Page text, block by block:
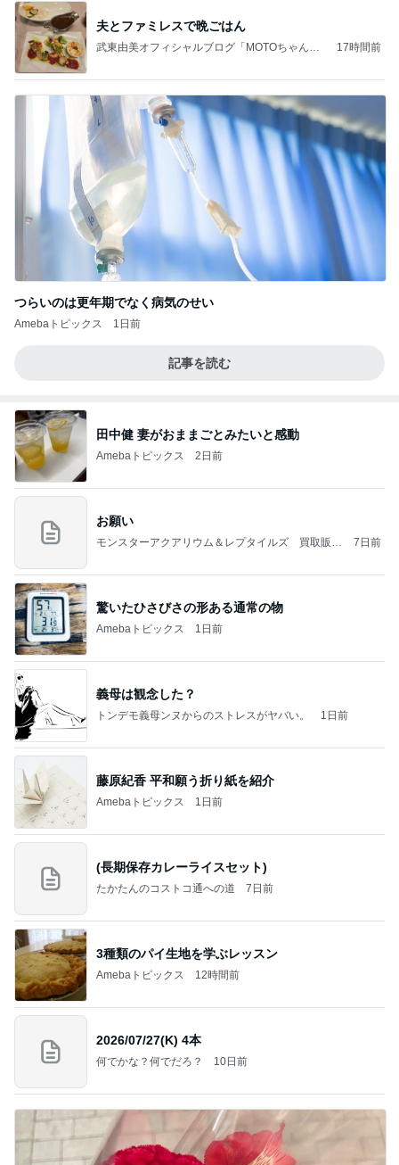
夫とファミレスで晩ごはん
武東由美オフィシャルブログ「MOTOちゃんと
17時間前
つらいのは更年期でなく病気のせい
Amebaトピックス 1日前
記事を読む
田中健 妻がおままごとみたいと感動
Amebaトピックス 2日前
お願い
モンスターアクアリウム＆レプタイルズ 買取販売
7日前
驚いたひさびさの形ある通常の物
Amebaトピックス 1日前
義母は観念した？
トンデモ義母ンヌからのストレスがヤバい。 1日前
藤原紀香 平和願う折り紙を紹介
Amebaトピックス 1日前
(長期保存カレーライスセット)
たかたんのコストコ通への道 7日前
3種類のパイ生地を学ぶレッスン
Amebaトピックス 12時間前
2026/07/27(K) 4本
何でかな？何でだろ？ 10日前